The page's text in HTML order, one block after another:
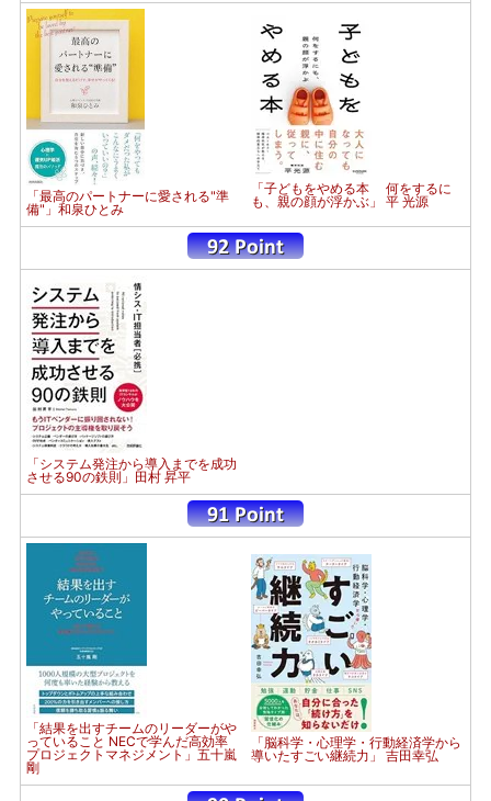
「最高のパートナーに愛される"準
備"」和泉ひとみ
「子どもをやめる本 何をするに
も、親の顔が浮かぶ」 平 光源
「システム発注から導入までを成功
させる90の鉄則」田村 昇平
「結果を出すチームのリーダーがや
っていること NECで学んだ高効率
プロジェクトマネジメント」五十嵐
剛
「脳科学・心理学・行動経済学から
導いたすごい継続力」 吉田幸弘